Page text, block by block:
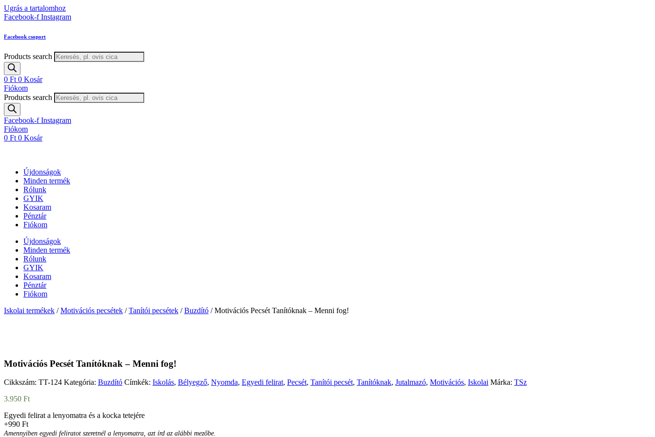
Ugrás a tartalomhoz
Facebook-f Instagram
Facebook csoport
Products search
0 Ft 0 Kosár
Fiókom
Products search
Facebook-f Instagram
Fiókom
0 Ft 0 Kosár
Újdonságok
Minden termék
Rólunk
GYIK
Kosaram
Pénztár
Fiókom
Újdonságok
Minden termék
Rólunk
GYIK
Kosaram
Pénztár
Fiókom
Iskolai termékek /Motivációs pecsétek /Tanítói pecsétek /Buzdító / Motivációs Pecsét Tanítóknak – Menni fog!
Motivációs Pecsét Tanítóknak – Menni fog!
Cikkszám: TT-124 Kategória: Buzdító Címkék: Iskolás, Bélyegző, Nyomda, Egyedi felirat, Pecsét, Tanítói pecsét, Tanítóknak, Jutalmazó, Motivációs, Iskolai Márka: TSz
3.950 Ft
Egyedi felirat a lenyomatra és a kocka tetejére
+990 Ft
Amennyiben egyedi feliratot szeretnél a lenyomatra, azt írd az alábbi mezőbe.